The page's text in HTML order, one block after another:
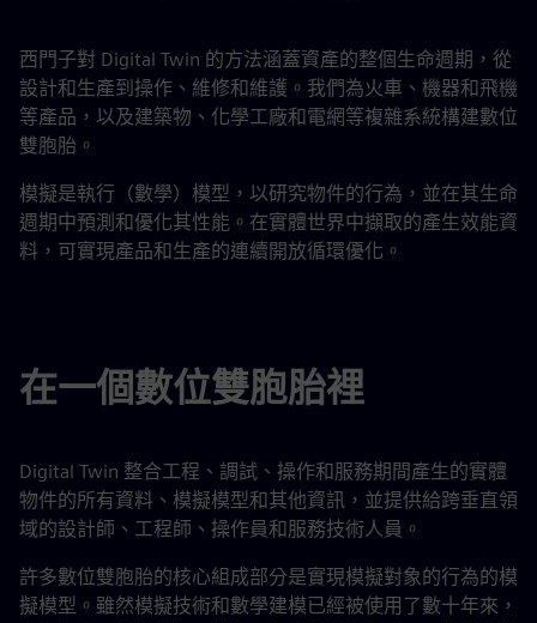
西門子對 Digital Twin 的方法涵蓋資產的整個生命週期，從
設計和生產到操作、維修和維護。我們為火車、機器和飛機
等產品，以及建築物、化學工廠和電網等複雜系統構建數位
雙胞胎。
模擬是執行（數學）模型，以研究物件的行為，並在其生命
週期中預測和優化其性能。在實體世界中擷取的產生效能資
料，可實現產品和生產的連續開放循環優化。
在一個數位雙胞胎裡
Digital Twin 整合工程、調試、操作和服務期間產生的實體
物件的所有資料、模擬模型和其他資訊，並提供給跨垂直領
域的設計師、工程師、操作員和服務技術人員。
許多數位雙胞胎的核心組成部分是實現模擬對象的行為的模
擬模型。雖然模擬技術和數學建模已經被使用了數十年來，